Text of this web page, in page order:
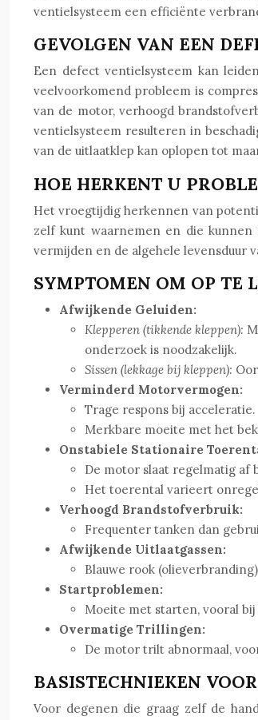
ventielsysteem een efficiënte
GEVOLGEN VAN EEN
Een defect ventielsysteem kan
veelvoorkomend probleem is
van de motor, verhoogd
ventielsysteem resulteren in
van de uitlaatklep kan oplopen tot
HOE HERKENT U
Het vroegtijdig herkennen van
zelf kunt waarnemen en die
vermijden en de algehele levensduur
SYMPTOMEN OM OP TE
Afwijkende Geluiden:
Klepperen (tikkende kleppen):
onderzoek is noodzakelijk.
Sissen (lekkage bij kleppen):
Verminderd Motorvermogen:
Trage respons bij acceleratie.
Merkbare moeite met het
Onstabiele Stationaire
De motor slaat regelmatig af
Het toerental varieert
Verhoogd Brandstofverbruik:
Frequenter tanken dan
Afwijkende Uitlaatgassen:
Blauwe rook
Startproblemen:
Moeite met starten, vooral
Overmatige Trillingen:
De motor trilt abnormaal,
BASISTECHNIEKEN
Voor degenen die graag zelf de